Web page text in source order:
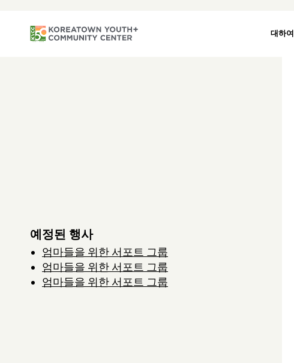
대하여
예정된 행사
엄마들을 위한 서포트 그룹
엄마들을 위한 서포트 그룹
엄마들을 위한 서포트 그룹